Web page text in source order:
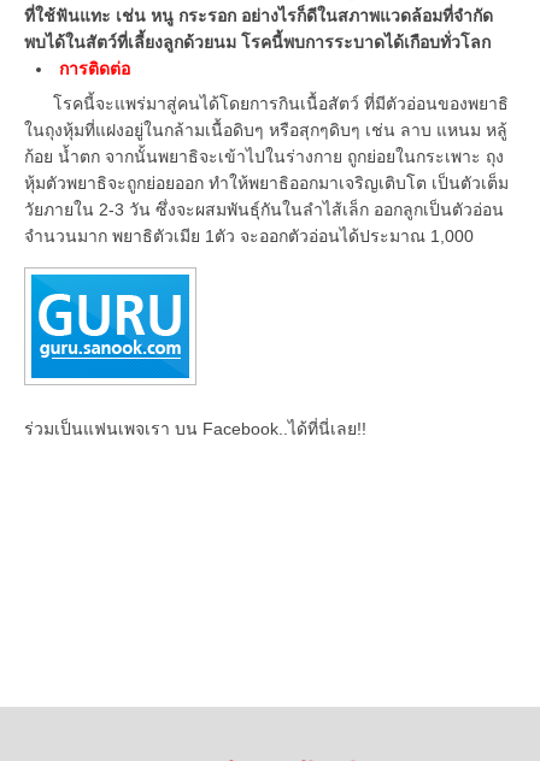
ที่ใช้ฟันแทะ เช่น หนู กระรอก อย่างไรก็ดีในสภาพแวดล้อมที่จำกัด
พบได้ในสัตว์ที่เลี้ยงลูกด้วยนม โรคนี้พบการระบาดได้เกือบทั่วโลก
การติดต่อ
โรคนี้จะแพร่มาสู่คนได้โดยการกินเนื้อสัตว์ ที่มีตัวอ่อนของพยาธิ
ในถุงหุ้มที่แฝงอยู่ในกล้ามเนื้อดิบๆ หรือสุกๆดิบๆ เช่น ลาบ แหนม หลู้
ก้อย น้ำตก จากนั้นพยาธิจะเข้าไปในร่างกาย ถูกย่อยในกระเพาะ ถุง
หุ้มตัวพยาธิจะถูกย่อยออก ทำให้พยาธิออกมาเจริญเติบโต เป็นตัวเต็ม
วัยภายใน 2-3 วัน ซึ่งจะผสมพันธุ์กันในลำไส้เล็ก ออกลูกเป็นตัวอ่อน
จำนวนมาก พยาธิตัวเมีย 1ตัว จะออกตัวอ่อนได้ประมาณ 1,000
ร่วมเป็นแฟนเพจเรา บน Facebook..ได้ที่นี่เลย!!